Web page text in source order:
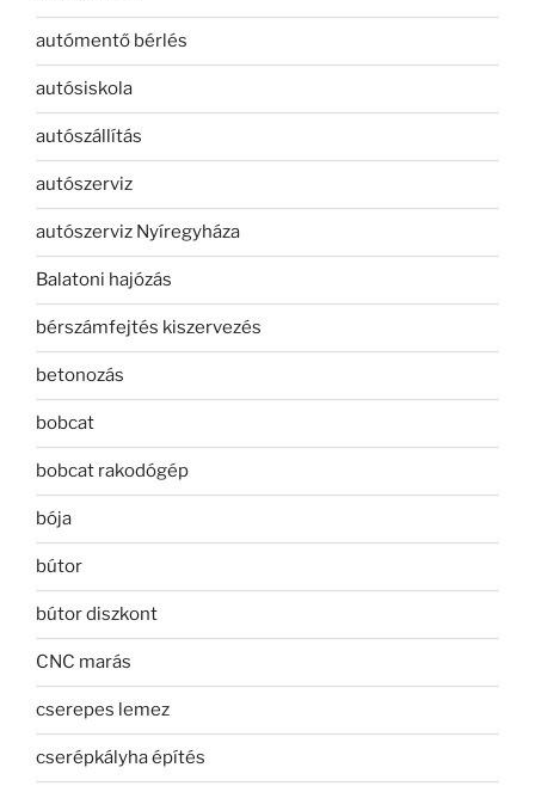
autómentő bérlés
autósiskola
autószállítás
autószerviz
autószerviz Nyíregyháza
Balatoni hajózás
bérszámfejtés kiszervezés
betonozás
bobcat
bobcat rakodógép
bója
bútor
bútor diszkont
CNC marás
cserepes lemez
cserépkályha építés